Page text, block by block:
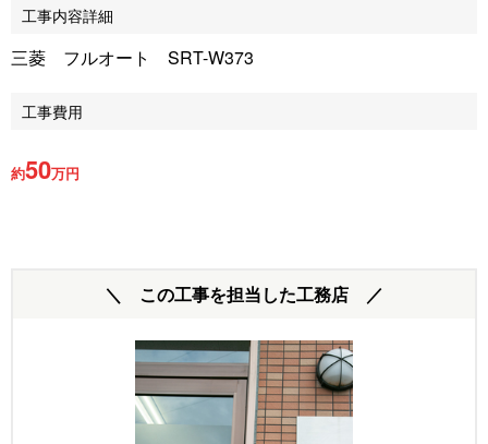
工事内容詳細
三菱 フルオート SRT-W373
工事費用
約50万円
＼ この工事を担当した工務店 ／